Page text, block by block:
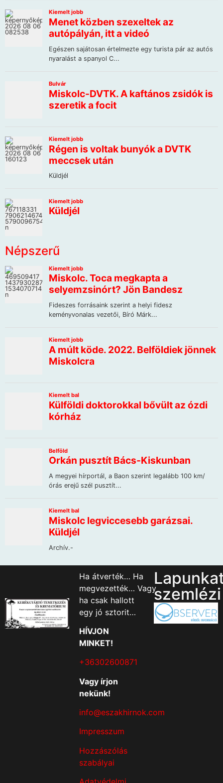
Népszerű
Ha átverték… Ha
megvezették… Vagy
ha csak hallott
egy jó sztorit…
HÍVJON
MINKET!
+36302600871
Vagy írjon
nekünk!
info@eszakhirnok.com
Impresszum
Hozzászólás
szabályai
szemlézi